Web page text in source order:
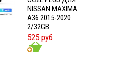
NISSAN MAXIMA
A36 2015-2020
2/32GB
525 руб.